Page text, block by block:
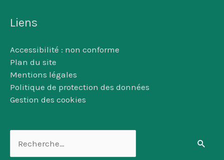
Liens
Accessibilité : non conforme
Plan du site
Mentions légales
Politique de protection des données
Gestion des cookies